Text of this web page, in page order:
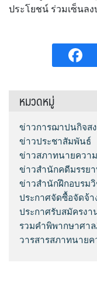
ประโยชน์ ร่วมเซ็นล
หมวดหมู่
ข่าวการฌาปนกิจสง
ข่าวประชาสัมพันธ์
ข่าวสภาทนายความ
ข่าวสำนักคดีมรรย
ข่าวสำนักฝึกอบรม
ประกาศจัดซื้อจัดจ้า
ประกาศรับสมัครงา
รวมคำพิพากษาศา
วารสารสภาทนายค